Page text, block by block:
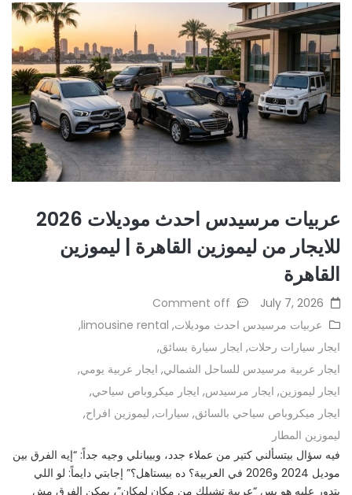
عربيات مرسيدس احدث موديلات 2026
للايجار من ليموزين القاهرة | ليموزين
القاهرة
July 7, 2026
عربيات مرسيدس احدث موديلات,
limousine rental
,
ايجار سيارات رحلات, ايجار سيارة بسائق,
ايجار عربية مرسيدس للساحل الشمالي, ايجار عربية يومي,
ايجار ليموزين, ايجار مرسيدس, ايجار ميكروباص سياحي,
ايجار ميكروباص سياحي بالسائق, سيارات, ليموزين افراح,
ليموزين المطار
Comment off
فيه سؤال بيتسألني كتير من عملاء جدد، وبيبانلي وجيه جداً: “إيه الفرق بين
موديل 2024 و2026 في العربية؟ ده بيستاهل؟” إجابتي دايماً: لو اللي
بتدور عليه هو بس “عربية تشيلك من مكان لمكان”، يمكن الفرق مش